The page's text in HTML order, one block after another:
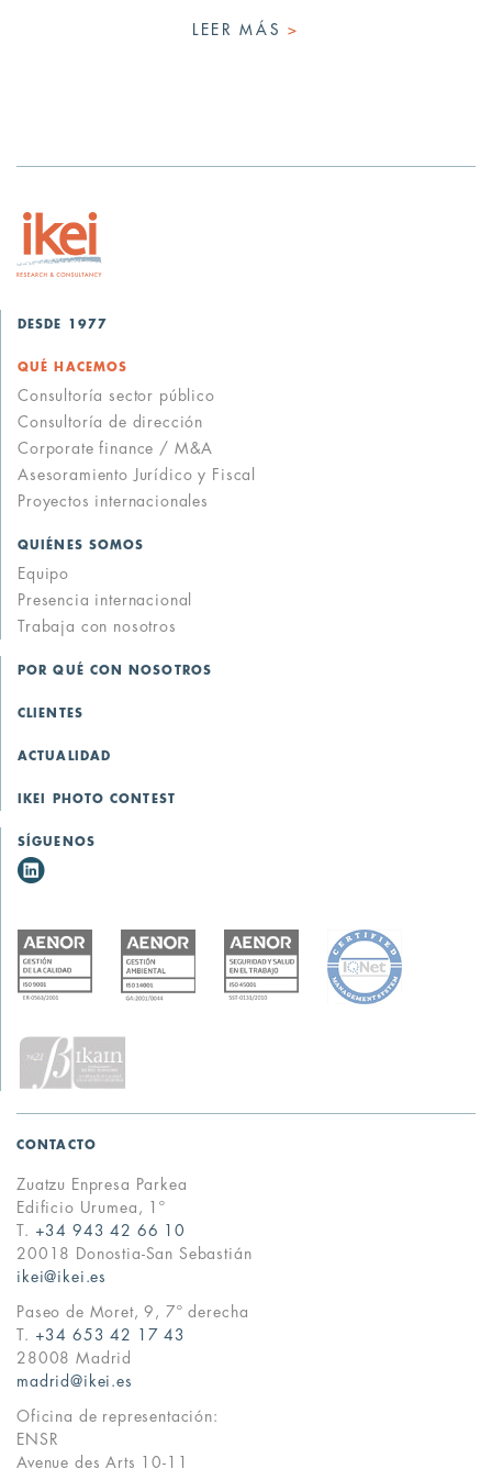
LEER MÁS>
DESDE 1977
QUÉ HACEMOS
Consultoría sector público
Consultoría de dirección
Corporate finance / M&A
Asesoramiento Jurídico y Fiscal
Proyectos internacionales
QUIÉNES SOMOS
Equipo
Presencia internacional
Trabaja con nosotros
POR QUÉ CON NOSOTROS
CLIENTES
ACTUALIDAD
IKEI PHOTO CONTEST
SÍGUENOS
CONTACTO
Zuatzu Enpresa Parkea
Edificio Urumea, 1º
T.
+34 943 42 66 10
20018 Donostia-San Sebastián
ikei@ikei.es
Paseo de Moret, 9, 7º derecha
T.
+34 653 42 17 43
28008 Madrid
madrid@ikei.es
Oficina de representación:
ENSR
Avenue des Arts 10-11